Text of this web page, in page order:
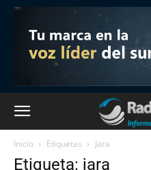
Inicio Etiquetas Jara
Etiqueta: jara